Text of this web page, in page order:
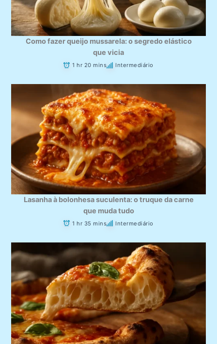
Como fazer queijo mussarela: o segredo elástico
que vicia
1 hr 20 mins Intermediário
Lasanha à bolonhesa suculenta: o truque da carne
que muda tudo
1 hr 35 mins Intermediário